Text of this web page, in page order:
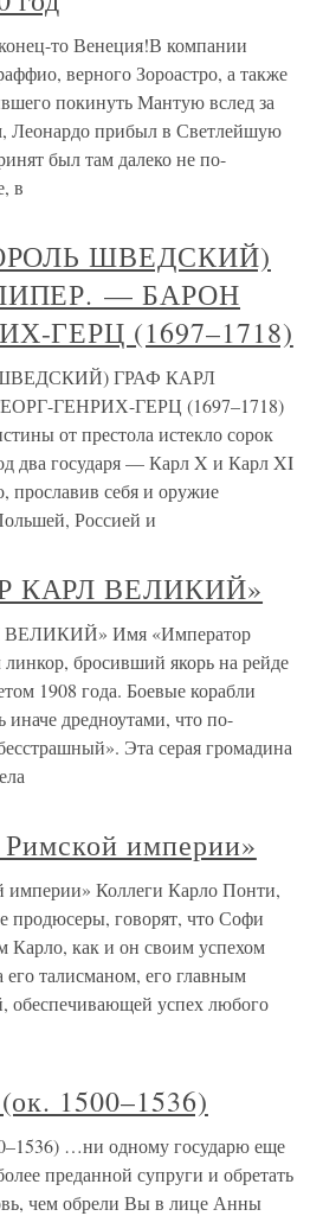
то Венеция!В компании
верного Зороастро, а также
покинуть Мантую вслед за
Леонардо прибыл в Светлейшую
был там далеко не по-
в
ШВЕДСКИЙ)
— БАРОН
ГЕРЦ (1697–1718)
ГРАФ КАРЛ
ГЕНРИХ-ГЕРЦ (1697–1718)
от престола истекло сорок
два государя — Карл X и Карл XI
прославив себя и оружие
Россией и
КАРЛ ВЕЛИКИЙ»
Имя «Император
бросивший якорь на рейде
1908 года. Боевые корабли
иначе дредноутами, что по-
Эта серая громадина
империи»
империи» Коллеги Карло Понти,
продюсеры, говорят, что Софи
Карло, как и он своим успехом
талисманом, его главным
обеспечивающей успех любого
1500–1536)
…ни одному государю еще
преданной супруги и обретать
чем обрели Вы в лице Анны